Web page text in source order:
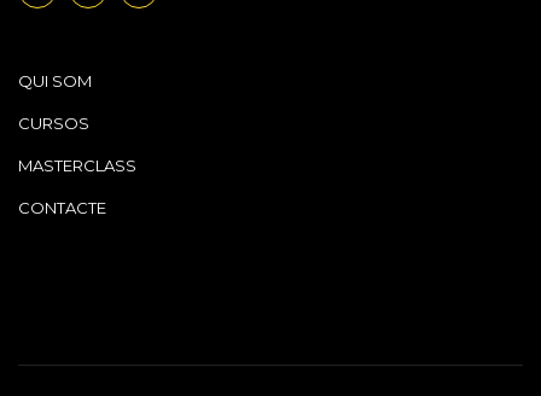
QUI SOM
CURSOS
MASTERCLASS
CONTACTE